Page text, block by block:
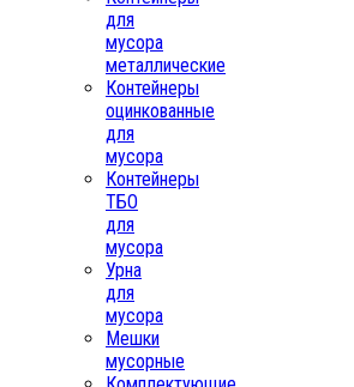
для
мусора
металлические
Контейнеры
оцинкованные
для
мусора
Контейнеры
ТБО
для
мусора
Урна
для
мусора
Мешки
мусорные